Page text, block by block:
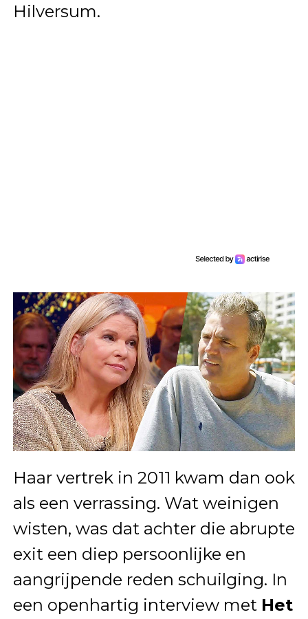
Hilversum.
Haar vertrek in 2011 kwam dan ook
als een verrassing. Wat weinigen
wisten, was dat achter die abrupte
exit een diep persoonlijke en
aangrijpende reden schuilging. In
een openhartig interview met Het